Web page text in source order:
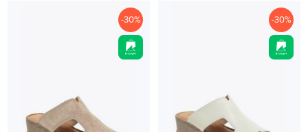
-30% -30%